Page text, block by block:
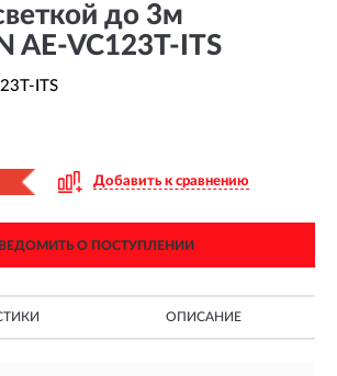
до 3м
AE-VC123T-ITS
ITS
Добавить к сравнению
О ПОСТУПЛЕНИИ
ОПИСАНИЕ